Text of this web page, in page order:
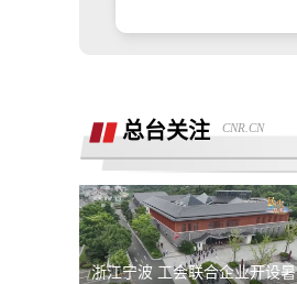
销售诱导交款，并未签
话费充值未到账，平台
家不退款也联系不上。
游戏虚假宣传诱导消费
人生活
4s店擅自操作导致汽
要更换，超时维修没有
总台关注 CNR.CN
浙江宁波 工会联合企业开设暑